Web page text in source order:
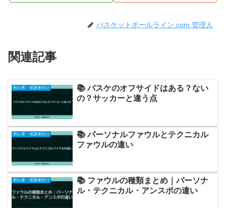
バスケットボールライン.com 管理人
関連記事
初心者・保護者向け
📚 バスケのオフサイドはある？ない
の？サッカーと違う点
初心者・保護者向け
📚 パーソナルファウルとテクニカル
ファウルの違い
初心者・保護者向け
📚 ファウルの種類まとめ｜パーソナ
ル・テクニカル・アンスポの違い